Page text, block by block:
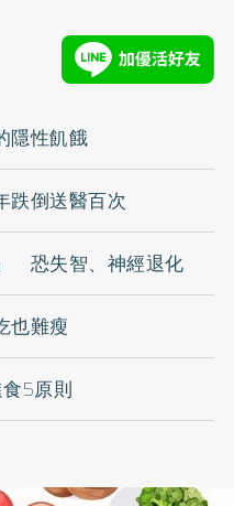
隱性飢餓
倒送醫百次
恐失智、神經退化
也難瘦
5原則